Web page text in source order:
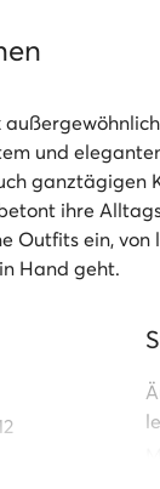
und
ganztägigen
ihre
Outfits ein,
Hand geht.